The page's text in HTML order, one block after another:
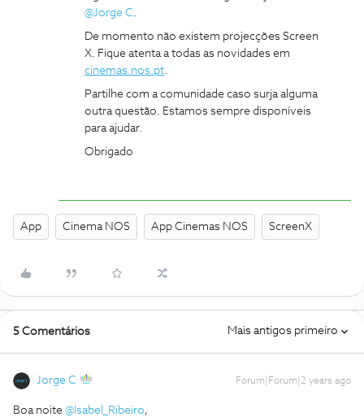
@Jorge C.
De momento não existem projecções Screen
X. Fique atenta a todas as novidades em
cinemas.nos.pt.
Partilhe com a comunidade caso surja alguma
outra questão. Estamos sempre disponíveis
para ajudar.
Obrigado
App Cinema NOS App Cinemas NOS ScreenX
5 Comentários Mais antigos primeiro
Jorge C Forum|Forum|2 years ago
Boa noite @Isabel_Ribeiro,